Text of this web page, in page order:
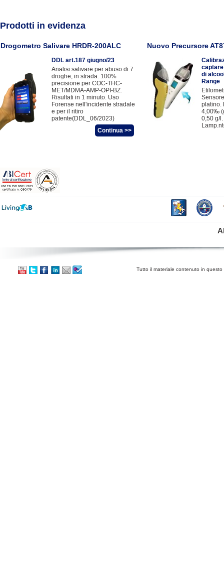
Prodotti in evidenza
Drogometro Salivare HRDR-200ALC
DDL art.187 giugno/23
Analisi salivare per abuso di 7
droghe, in strada. 100%
precisione per COC-THC-
MET/MDMA-AMP-OPI-BZ.
Risultati in 1 minuto. Uso
Forense nell'incidente stradale
e per il ritiro
patente(DDL_06/2023)
Continua >>
Nuovo Precursore
di
Range
platino.
4,00‰
0,50 g/
Tutto il materiale contenuto in